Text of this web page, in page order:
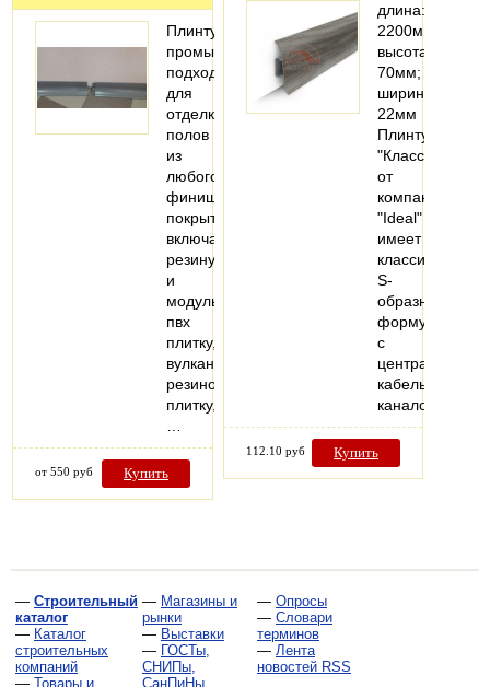
Плинтус
промышленный
подходит
для
отделки
полов
из
любого
финишного
покрытия,
включая
резину
и
модульную
пвх
плитку,
вулканизированную
резиновую
плитку,
от 550 руб Купить
длина:
2200мм;
высота:
70мм;
ширина:
22мм
Плинтус
"Классик"
от
компании
"Ideal"
имеет
классическая
S-
образную
форму
с
центральным
кабель-
каналом…
112.10 руб Купить
— Строительный
каталог
— Каталог
строительных
компаний
— Товары и
— Магазины и
рынки
— Выставки
— ГОСТы,
СНИПы,
СанПиНы
— Опросы
— Словари
терминов
— Лента
новостей RSS